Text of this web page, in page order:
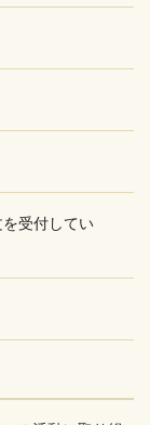
受付してい